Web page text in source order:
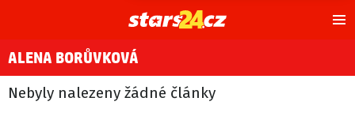
ALENA BORŮVKOVÁ
Nebyly nalezeny žádné články